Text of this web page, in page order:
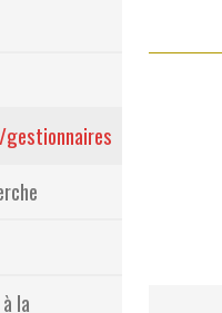
CRIRparticipative : FAQ
à la recherche
Résultats –
la